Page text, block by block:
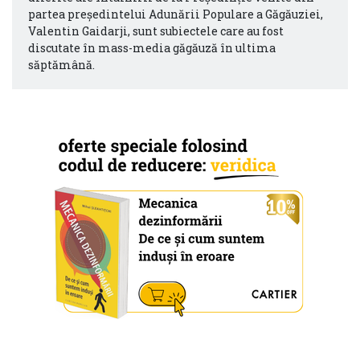
partea președintelui Adunării Populare a Găgăuziei,
Valentin Gaidarji, sunt subiectele care au fost
discutate în mass-media găgăuză în ultima
săptămână.